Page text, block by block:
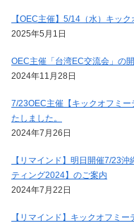
【OEC主催】5/14（水）キッ
2025年5月1日
OEC主催「台湾EC交流会」の
2024年11月28日
7/23OEC主催【キックオフミ
たしました。
2024年7月26日
【リマインド】明日開催7/23
ティング2024】のご案内
2024年7月22日
【リマインド】キックオフミ